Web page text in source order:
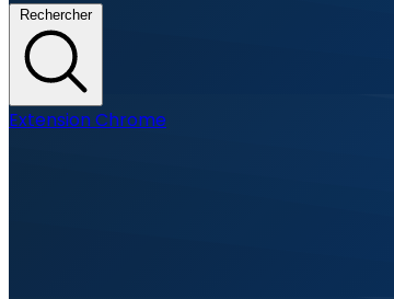
Rechercher
Extension Chrome